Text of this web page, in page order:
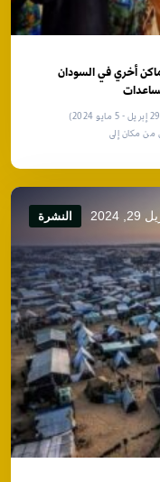
أخري في السودان
الأحداث والتطورات الخاصة بالأشخاص المتنقلين (29 إبريل - 5 مايو 2024)
من مكان إلى
2024 النشرة